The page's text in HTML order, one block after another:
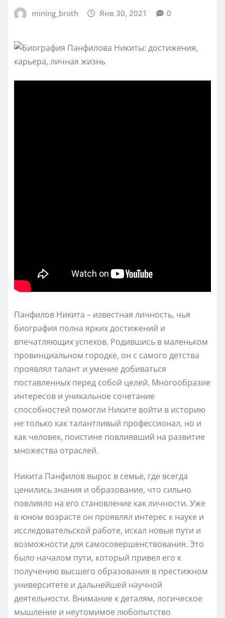
mining_broth Янв 30, 2021 0
Панфилов Никита – известная личность, чья
биография полна ярких достижений и
впечатляющих успехов. Родившись в маленьком
провинциальном городке, он с самого детства
проявлял талант и умение добиваться
поставленных перед собой целей. Многообразие
интересов и уникальное сочетание
способностей помогли Никите войти в историю
не только как талантливый профессионал, но и
как человек, поистине повлиявший на развитие
множества отраслей.
Никита Панфилов вырос в семье, где всегда
ценились знания и образование, что сильно
повлияло на его становление как личности. Уже
в юном возрасте он проявлял интерес к науке и
исследовательской работе, искал новые пути и
возможности для самосовершенствования. Это
было началом пути, который привел его к
получению высшего образования в престижном
университете и дальнейшей научной
деятельности. Внимание к деталям, логическое
мышление и неутомимое любопытство